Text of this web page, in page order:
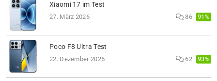
Xiaomi 17 im Test
27. März 2026 86 91%
Poco F8 Ultra Test
22. Dezember 2025 62 93%